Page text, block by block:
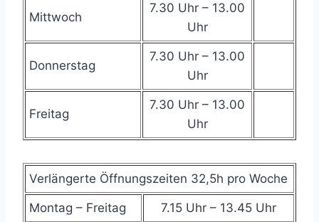
Mittwoch
7.30 Uhr – 13.00
Uhr
Donnerstag
7.30 Uhr – 13.00
Uhr
Freitag
7.30 Uhr – 13.00
Uhr
Verlängerte Öffnungszeiten 32,5h pro Woche
Montag – Freitag 7.15 Uhr – 13.45 Uhr